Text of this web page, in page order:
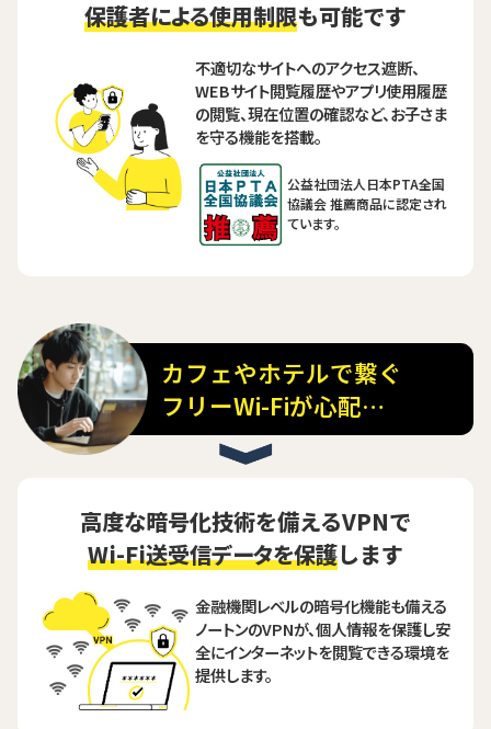
保護者による使用制限も可能です
不適切なサイトへのアクセス遮断、
WEBサイト閲覧履歴やアプリ使用履歴
の閲覧、現在位置の確認など、お子さま
を守る機能を搭載。
公益社団法人日本PTA全国
協議会 推薦商品に認定され
ています。
カフェやホテルで繋ぐ
フリーWi-Fiが心配…
高度な暗号化技術を備えるVPNで
Wi-Fi送受信データを保護します
金融機関レベルの暗号化機能も備える
ノートンのVPNが、個人情報を保護し安
全にインターネットを閲覧できる環境を
提供します。